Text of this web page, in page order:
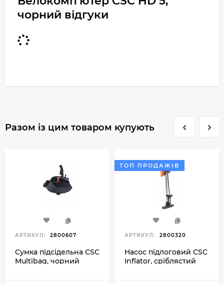
чорний відгуки
Разом із цим товаром купують
АРТИКУЛ: 2800607
Сумка підсідельна CSC
Multibag, чорний
ТОП ПРОДАЖІВ
АРТИКУЛ: 2800320
Насос підлоговий CSC
Inflator, сріблястий